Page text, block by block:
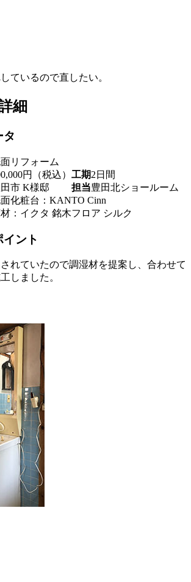
ているので直したい。
細
タ
リフォーム
円（税込） 工期2日間
市 K様邸 担当豊田北ショールーム
化粧台：KANTO Cinn
：イクタ 銘木フロア シルク
イント
れていたので調湿材を提案し、合わせて
しました。